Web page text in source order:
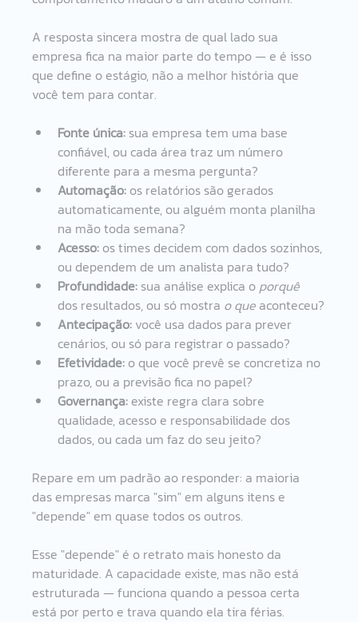
A resposta sincera mostra de qual lado sua
empresa fica na maior parte do tempo — e é isso
que define o estágio, não a melhor história que
você tem para contar.
Fonte única: sua empresa tem uma base
confiável, ou cada área traz um número
diferente para a mesma pergunta?
Automação: os relatórios são gerados
automaticamente, ou alguém monta planilha
na mão toda semana?
Acesso: os times decidem com dados sozinhos,
ou dependem de um analista para tudo?
Profundidade: sua análise explica o porquê
dos resultados, ou só mostra o que aconteceu?
Antecipação: você usa dados para prever
cenários, ou só para registrar o passado?
Efetividade: o que você prevê se concretiza no
prazo, ou a previsão fica no papel?
Governança: existe regra clara sobre
qualidade, acesso e responsabilidade dos
dados, ou cada um faz do seu jeito?
Repare em um padrão ao responder: a maioria
das empresas marca "sim" em alguns itens e
"depende" em quase todos os outros.
Esse "depende" é o retrato mais honesto da
maturidade. A capacidade existe, mas não está
estruturada — funciona quando a pessoa certa
está por perto e trava quando ela tira férias.